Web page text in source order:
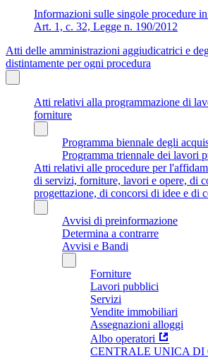
Informazioni sulle singole procedure
Art. 1, c. 32, Legge n. 190/2012
Atti delle amministrazioni aggiudicatrici e
distintamente per ogni procedura
Atti relativi alla programmazione di
forniture
Programma biennale degli
Programma triennale dei lavori
Atti relativi alle procedure per
di servizi, forniture, lavori e opere, di
progettazione, di concorsi di idee e di
Avvisi di preinformazione
Determina a contrarre
Avvisi e Bandi
Forniture
Lavori pubblici
Servizi
Vendite immobiliari
Assegnazioni alloggi
Albo operatori
CENTRALE UNICA